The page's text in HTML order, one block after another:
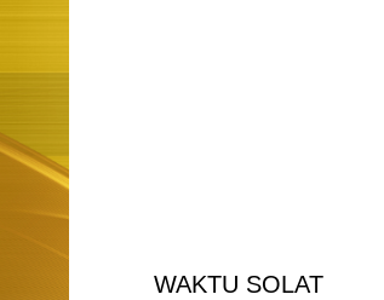
WAKTU SOLAT